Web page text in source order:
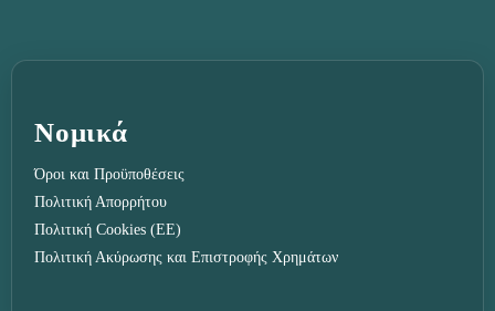
Νομικά
Όροι και Προϋποθέσεις
Πολιτική Απορρήτου
Πολιτική Cookies (ΕΕ)
Πολιτική Ακύρωσης και Επιστροφής Χρημάτων